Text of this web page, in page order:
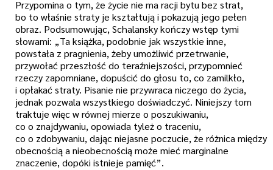
Przypomina o tym, że życie nie ma racji bytu bez strat,
bo to właśnie straty je kształtują i pokazują jego pełen
obraz. Podsumowując, Schalansky kończy wstęp tymi
słowami: „Ta książka, podobnie jak wszystkie inne,
powstała z pragnienia, żeby umożliwić przetrwanie,
przywołać przeszłość do teraźniejszości, przypomnieć
rzeczy zapomniane, dopuścić do głosu to, co zamilkło,
i opłakać straty. Pisanie nie przywraca niczego do życia,
jednak pozwala wszystkiego doświadczyć. Niniejszy tom
traktuje więc w równej mierze o poszukiwaniu,
co o znajdywaniu, opowiada tyleż o traceniu,
co o zdobywaniu, dając niejasne poczucie, że różnica między
obecnością a nieobecnością może mieć marginalne
znaczenie, dopóki istnieje pamięć”.